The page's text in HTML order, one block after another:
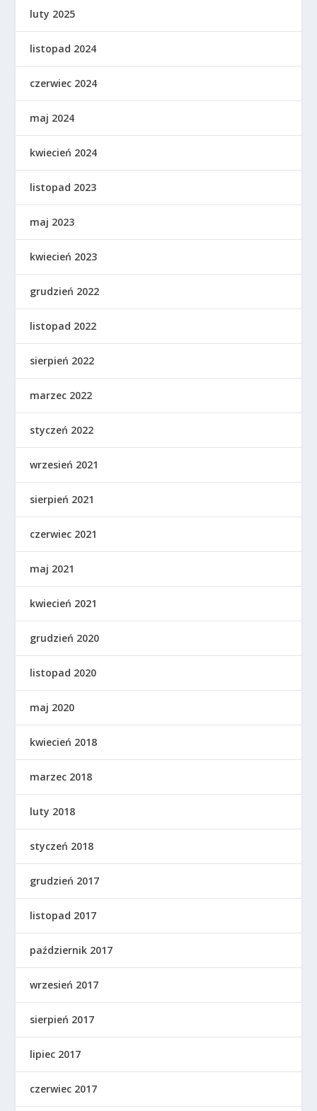
luty 2025
listopad 2024
czerwiec 2024
maj 2024
kwiecień 2024
listopad 2023
maj 2023
kwiecień 2023
grudzień 2022
listopad 2022
sierpień 2022
marzec 2022
styczeń 2022
wrzesień 2021
sierpień 2021
czerwiec 2021
maj 2021
kwiecień 2021
grudzień 2020
listopad 2020
maj 2020
kwiecień 2018
marzec 2018
luty 2018
styczeń 2018
grudzień 2017
listopad 2017
październik 2017
wrzesień 2017
sierpień 2017
lipiec 2017
czerwiec 2017